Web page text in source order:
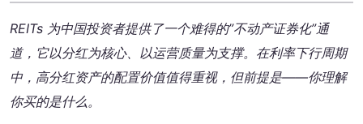
REITs 为中国投资者提供了一个难得的”不动产证券化”通
道，它以分红为核心、以运营质量为支撑。在利率下行周期
中，高分红资产的配置价值值得重视，但前提是——你理解
你买的是什么。